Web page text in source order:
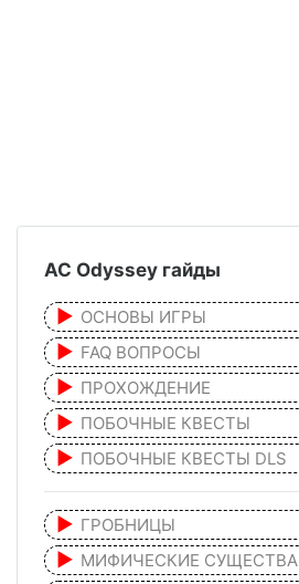
AC Odyssey гайды
ОСНОВЫ ИГРЫ
FAQ ВОПРОСЫ
ПРОХОЖДЕНИЕ
ПОБОЧНЫЕ КВЕСТЫ
ПОБОЧНЫЕ КВЕСТЫ DLS
ГРОБНИЦЫ
МИФИЧЕСКИЕ СУЩЕСТВА